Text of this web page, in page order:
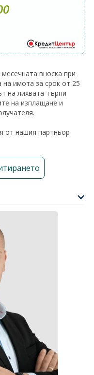
вноска при
имота за срок от 25
на лихвата търпи
на изплащане и
от нашия партньор